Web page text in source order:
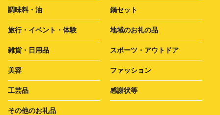
調味料・油 鍋セット
旅行・イベント・体験 地域のお礼の品
雑貨・日用品 スポーツ・アウトドア
美容 ファッション
工芸品 感謝状等
その他のお礼品